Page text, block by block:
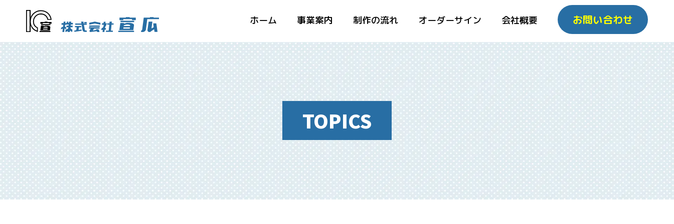
ホーム 事業案内 制作の流れ オーダーサイン 会社概要 お問い合わせ
TOPICS